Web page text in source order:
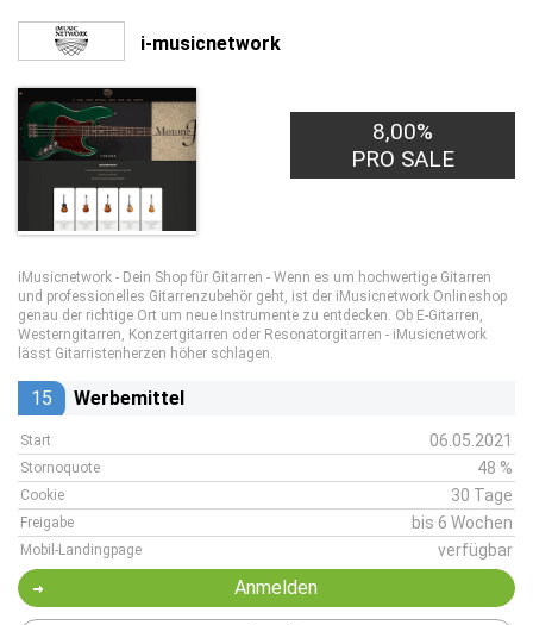
i-musicnetwork
8,00%
PRO SALE
iMusicnetwork - Dein Shop für Gitarren - Wenn es um hochwertige Gitarren
und professionelles Gitarrenzubehör geht, ist der iMusicnetwork Onlineshop
genau der richtige Ort um neue Instrumente zu entdecken. Ob E-Gitarren,
Westerngitarren, Konzertgitarren oder Resonatorgitarren - iMusicnetwork
lässt Gitarristenherzen höher schlagen.
15 Werbemittel
Start 06.05.2021
Stornoquote 48 %
Cookie 30 Tage
Freigabe bis 6 Wochen
Mobil-Landingpage verfügbar
Anmelden